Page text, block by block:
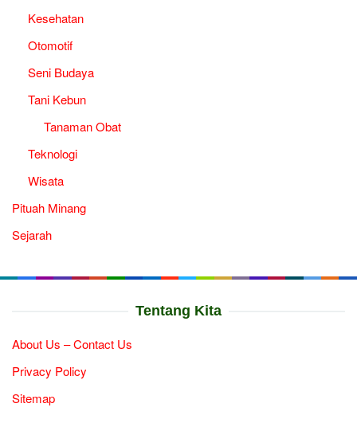
Kesehatan
Otomotif
Seni Budaya
Tani Kebun
Tanaman Obat
Teknologi
Wisata
Pituah Minang
Sejarah
Tentang Kita
About Us – Contact Us
Privacy Policy
Sitemap